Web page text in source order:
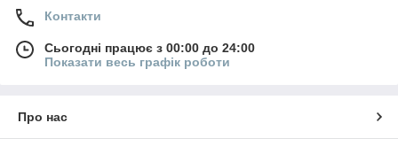
Контакти
Сьогодні працює з 00:00 до 24:00
Показати весь графік роботи
Про нас